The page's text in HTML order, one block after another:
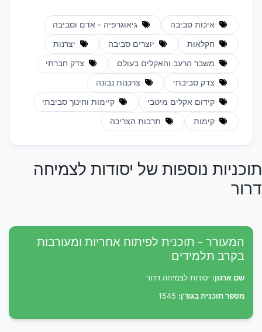
איכות סביבה גיאוגרפיה - אדם וסביבה
חקלאות יוצרים סביבה יצרנות
משבר הרעב והאקלים בעולם צדק חברתי
צדק סביבתי צרכנות נבונה
קידום אקלים מיטבי קיימות וחינוך סביבתי
קימות תרבות הצריכה
תוכניות נוספות של יסודות לצמיחה
דרור
המעורר - תוכנית לפיתוח אחריות ומעורבות
בקרב תלמידים
שם ארגון: יסודות לצמיחה דרור
מספר תוכנית בגפ"ן: